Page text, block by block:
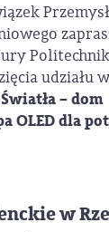
udziału
– dom
OLED dla
w